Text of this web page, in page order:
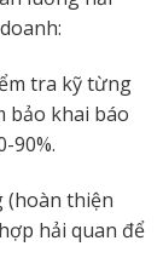
tra kỹ từng
bảo khai báo
90%.
(hoàn thiện
hải quan để